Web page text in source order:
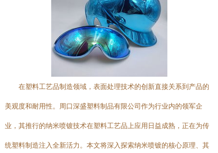
在塑料工艺品制造领域，表面处理技术的创新直接关系到产品的
美观度和耐用性。周口深盛塑料制品有限公司作为行业内的领军企
业，其推行的纳米喷镀技术在塑料工艺品上应用日益成熟，正在为传
统塑料制造注入全新活力。本文将深入探索纳米喷镀的核心原理、其